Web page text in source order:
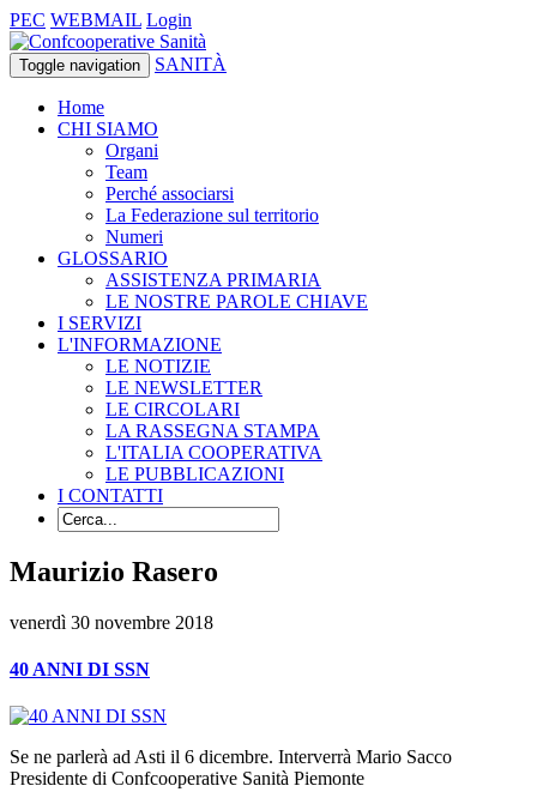
PEC WEBMAIL Login
Toggle navigation SANITÀ
Home
CHI SIAMO
Organi
Team
Perché associarsi
La Federazione sul territorio
Numeri
GLOSSARIO
ASSISTENZA PRIMARIA
LE NOSTRE PAROLE CHIAVE
I SERVIZI
L'INFORMAZIONE
LE NOTIZIE
LE NEWSLETTER
LE CIRCOLARI
LA RASSEGNA STAMPA
L'ITALIA COOPERATIVA
LE PUBBLICAZIONI
I CONTATTI
Maurizio Rasero
venerdì 30 novembre 2018
40 ANNI DI SSN
Se ne parlerà ad Asti il 6 dicembre. Interverrà Mario Sacco
Presidente di Confcooperative Sanità Piemonte